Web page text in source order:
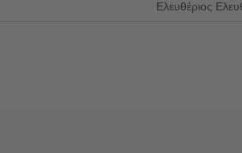
Ελευθέριος